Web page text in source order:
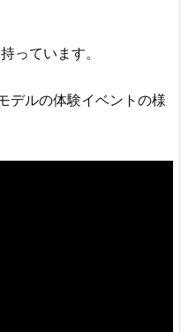
っています。
デルの体験イベントの様